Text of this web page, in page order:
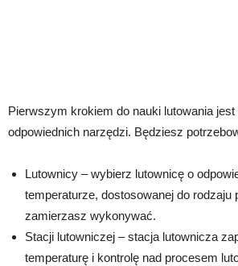
Pierwszym krokiem do nauki lutowania
odpowiednich narzędzi. Będziesz
Lutownicy – wybierz lutownicę o
temperaturze, dostosowanej do rodzaju
zamierzasz wykonywać.
Stacji lutowniczej – stacja lutownicza
temperaturę i kontrolę nad procesem